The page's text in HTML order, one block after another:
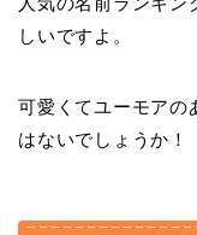
しいですよ。
可愛くてユーモアの
はないでしょうか！